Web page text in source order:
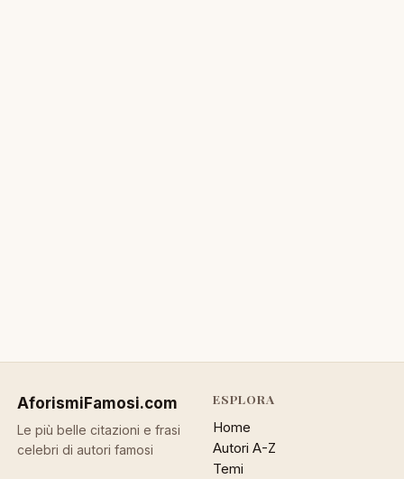
AforismiFamosi.com
Le più belle citazioni e frasi
celebri di autori famosi
ESPLORA
Home
Autori A-Z
Temi